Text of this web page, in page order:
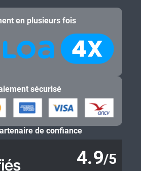
en plusieurs fois
sécurisé
de confiance